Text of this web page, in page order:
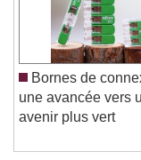
Bornes de
une avancée vers